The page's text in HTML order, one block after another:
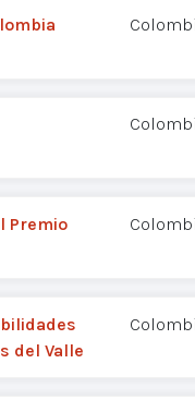
Premio
del Valle